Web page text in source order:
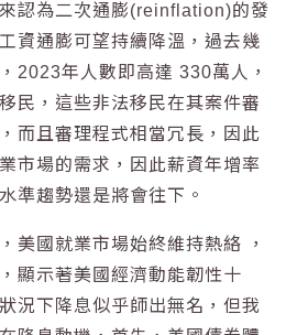
認為二次通膨(reinflation)的發
資通膨可望持續降溫，過去幾
2023年人數即高達 330萬人，
民，這些非法移民在其案件審
而且審理程式相當冗長，因此
市場的需求，因此薪資年增率
準趨勢還是將會往下。
美國就業市場始終維持熱絡 ，
顯示著美國經濟動能韌性十
況下降息似乎師出無名，但我